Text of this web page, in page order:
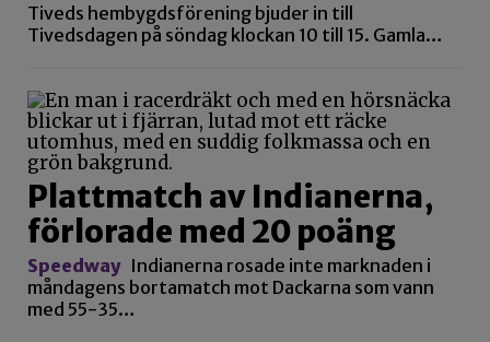
Tiveds hembygdsförening bjuder in till
Tivedsdagen på söndag klockan 10 till 15. Gamla…
Plattmatch av Indianerna,
förlorade med 20 poäng
Speedway Indianerna rosade inte marknaden i
måndagens bortamatch mot Dackarna som vann
med 55-35…